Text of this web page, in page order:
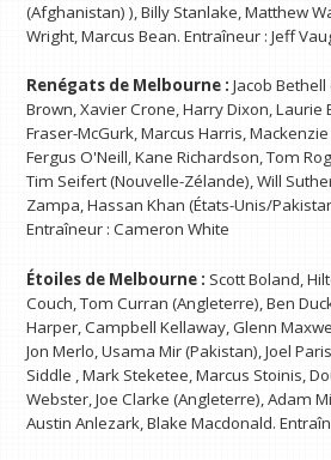
(Afghanistan) ), Billy Stanlake, Matthew
Wright, Marcus Bean. Entraîneur : Jeff
Renégats de Melbourne :Jacob
Brown, Xavier Crone, Harry Dixon, Laurie
Fraser-McGurk, Marcus Harris,
Fergus O'Neill, Kane Richardson, Tom
Tim Seifert (Nouvelle-Zélande), Will
Zampa, Hassan Khan (États-Unis/
Entraîneur : Cameron White
Étoiles de Melbourne : Scott Boland,
Couch, Tom Curran (Angleterre), Ben
Harper, Campbell Kellaway, Glenn
Jon Merlo, Usama Mir (Pakistan), Joel
Siddle , Mark Steketee, Marcus Stoinis,
Webster, Joe Clarke (Angleterre), Adam
Austin Anlezark, Blake Macdonald.